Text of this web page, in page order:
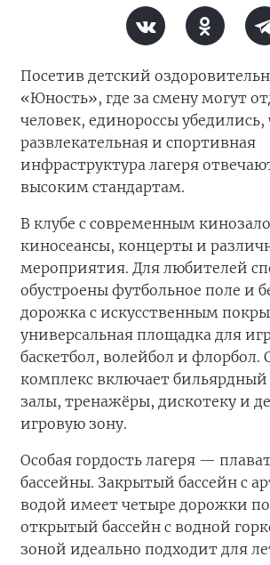
Посетив детский
«Юность», где за смену могут
человек, единороссы убедились,
развлекательная и спортивная
инфраструктура лагеря
высоким стандартам.
В клубе с современным
киносеансы, концерты и
мероприятия. Для любителей
обустроены футбольное поле и
дорожка с искусственным
универсальная площадка для
баскетбол, волейбол и
комплекс включает
залы, тренажёры, дискотеку и
игровую зону.
Особая гордость лагеря —
бассейны. Закрытый бассейн с
водой имеет четыре дорожки
открытый бассейн с водной
зоной идеально подходит для